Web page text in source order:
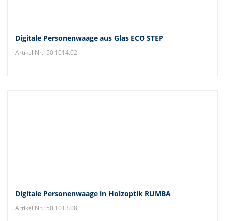
Digitale Personenwaage aus Glas ECO STEP
Artikel Nr.: 50.1014.02
Digitale Personenwaage in Holzoptik RUMBA
Artikel Nr.: 50.1013.08